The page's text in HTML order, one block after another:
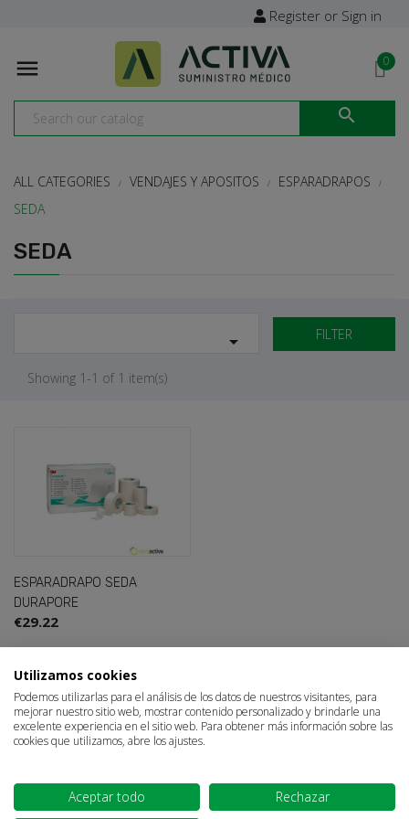
Register or Sign in
 0

ALL CATEGORIES VENDAJES Y APOSITOS
ESPARADRAPOS
SEDA
SEDA
 FILTER
Showing 1-1 of 1 item(s)
ESPARADRAPO SEDA
DURAPORE
€29.22
1
Utilizamos cookies
Podemos utilizarlas para el análisis de los datos de nuestros visitantes, para
mejorar nuestro sitio web, mostrar contenido personalizado y brindarle una
excelente experiencia en el sitio web. Para obtener más información sobre las
cookies que utilizamos, abre los ajustes.
Aceptar todo
Rechazar
You need to be logged in to save products in your wish
list.
Cancel Sign in